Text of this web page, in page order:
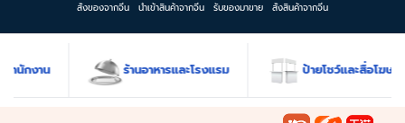
สั่งของจากจีน นำเข้าสินค้าจากจีน รับของมาขาย สั่งสินค้าจากจีน
กงาน ร้านอาหารและโรงแรม ป้ายโชว์และสื่อโฆษณา